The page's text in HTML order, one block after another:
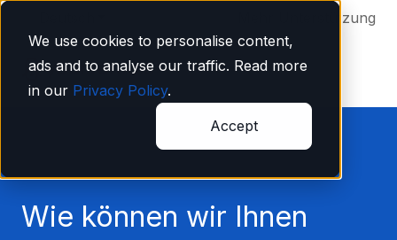
We use cookies to personalise content,
ads and to analyse our traffic. Read more
in our Privacy Policy.
Accept
Untermenü für Übersetzungen anzeigen
Mehr Unterstützung
Wie können wir Ihnen